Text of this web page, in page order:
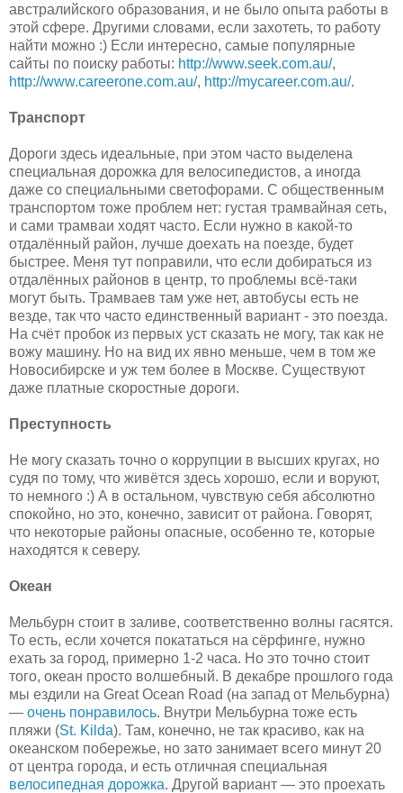
австралийского образования, и не было опыта работы в
этой сфере. Другими словами, если захотеть, то работу
найти можно :) Если интересно, самые популярные
сайты по поиску работы: http://www.seek.com.au/,
http://www.careerone.com.au/, http://mycareer.com.au/.
Транспорт
Дороги здесь идеальные, при этом часто выделена
специальная дорожка для велосипедистов, а иногда
даже со специальными светофорами. С общественным
транспортом тоже проблем нет: густая трамвайная сеть,
и сами трамваи ходят часто. Если нужно в какой-то
отдалённый район, лучше доехать на поезде, будет
быстрее. Меня тут поправили, что если добираться из
отдалённых районов в центр, то проблемы всё-таки
могут быть. Трамваев там уже нет, автобусы есть не
везде, так что часто единственный вариант - это поезда.
На счёт пробок из первых уст сказать не могу, так как не
вожу машину. Но на вид их явно меньше, чем в том же
Новосибирске и уж тем более в Москве. Существуют
даже платные скоростные дороги.
Преступность
Не могу сказать точно о коррупции в высших кругах, но
судя по тому, что живётся здесь хорошо, если и воруют,
то немного :) А в остальном, чувствую себя абсолютно
спокойно, но это, конечно, зависит от района. Говорят,
что некоторые районы опасные, особенно те, которые
находятся к северу.
Океан
Мельбурн стоит в заливе, соответственно волны гасятся.
То есть, если хочется покататься на сёрфинге, нужно
ехать за город, примерно 1-2 часа. Но это точно стоит
того, океан просто волшебный. В декабре прошлого года
мы ездили на Great Ocean Road (на запад от Мельбурна)
— очень понравилось. Внутри Мельбурна тоже есть
пляжи (St. Kilda). Там, конечно, не так красиво, как на
океанском побережье, но зато занимает всего минут 20
от центра города, и есть отличная специальная
велосипедная дорожка. Другой вариант — это проехать